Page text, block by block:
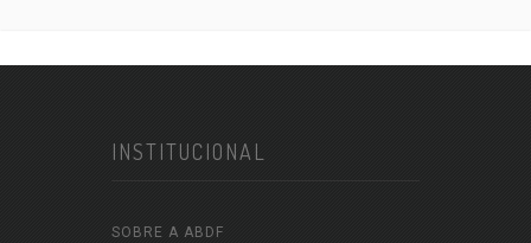
INSTITUCIONAL
SOBRE A ABDF